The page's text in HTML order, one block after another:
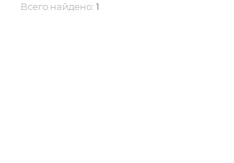
Всего найдено: 1